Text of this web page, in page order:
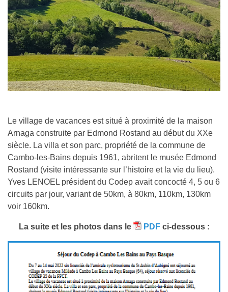
Le village de vacances est situé à proximité de la maison
Arnaga construite par Edmond Rostand au début du XXe
siècle. La villa et son parc, propriété de la commune de
Cambo-les-Bains depuis 1961, abritent le musée Edmond
Rostand (visite intéressante sur l’histoire et la vie du lieu).
Yves LENOEL président du Codep avait concocté 4, 5 ou 6
circuits par jour, variant de 50km, à 80km, 110km, 130km
voir 160km.
La suite et les photos dans le PDFci-dessous :